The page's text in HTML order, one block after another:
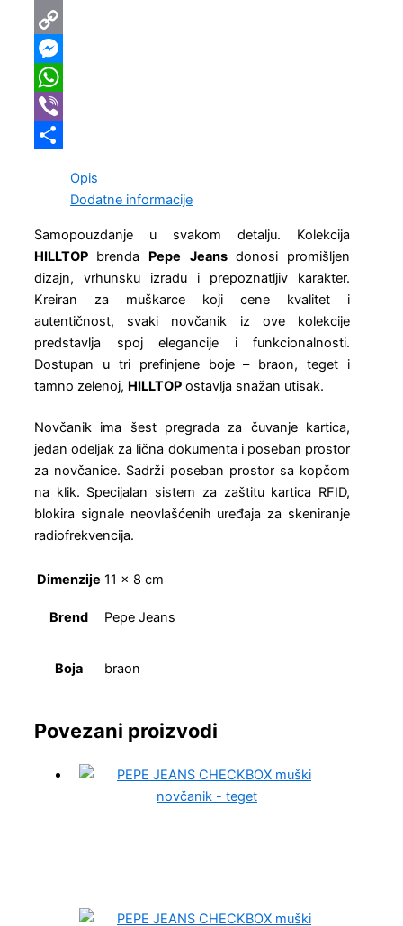
Email
Copy
Link
Messenger
WhatsApp
Viber
Opis
Dodatne informacije
Samopouzdanje u svakom detalju. Kolekcija
HILLTOP brenda Pepe Jeans donosi promišljen
dizajn, vrhunsku izradu i prepoznatljiv karakter.
Kreiran za muškarce koji cene kvalitet i
autentičnost, svaki novčanik iz ove kolekcije
predstavlja spoj elegancije i funkcionalnosti.
Dostupan u tri prefinjene boje – braon, teget i
tamno zelenoj, HILLTOP ostavlja snažan utisak.
Novčanik ima šest pregrada za čuvanje kartica,
jedan odeljak za lična dokumenta i poseban prostor
za novčanice. Sadrži poseban prostor sa kopčom
na klik. Specijalan sistem za zaštitu kartica RFID,
blokira signale neovlašćenih uređaja za skeniranje
radiofrekvencija.
Dimenzije 11 × 8 cm
Brend Pepe Jeans
Boja braon
Povezani proizvodi